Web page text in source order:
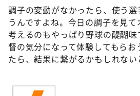
調子の変動がなかったら、使う選
うんですよね。今日の調子を見
考えるのもやっぱり野球の醍醐
督の気分になって体験してもらお
たら、結果に繋がるかもしれない